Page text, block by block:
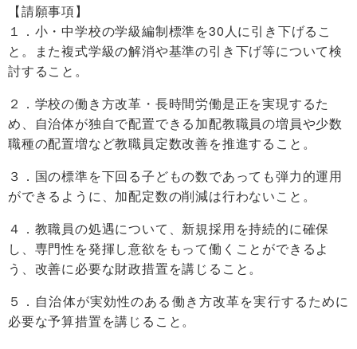
【請願事項】
１．小・中学校の学級編制標準を30人に引き下げるこ
と。また複式学級の解消や基準の引き下げ等について検
討すること。
２．学校の働き方改革・長時間労働是正を実現するた
め、自治体が独自で配置できる加配教職員の増員や少数
職種の配置増など教職員定数改善を推進すること。
３．国の標準を下回る子どもの数であっても弾力的運用
ができるように、加配定数の削減は行わないこと。
４．教職員の処遇について、新規採用を持続的に確保
し、専門性を発揮し意欲をもって働くことができるよ
う、改善に必要な財政措置を講じること。
５．自治体が実効性のある働き方改革を実行するために
必要な予算措置を講じること。